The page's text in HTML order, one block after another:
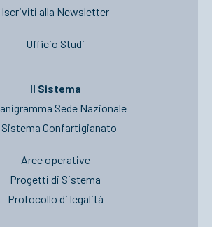
Iscriviti alla Newsletter
Ufficio Studi
Il Sistema
Sede Nazionale
Sistema Confartigianato
Aree operative
Progetti di Sistema
Protocollo di legalità